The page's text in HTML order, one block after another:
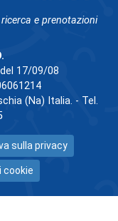
e prenotazioni
17/09/08
(Na) Italia. - Tel.
sulla privacy
cookie